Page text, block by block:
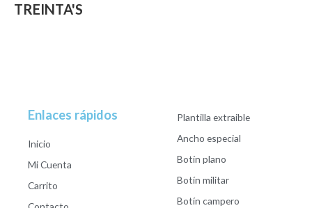
TREINTA'S
Enlaces rápidos
Inicio
Mi Cuenta
Carrito
Plantilla extraible
Ancho especial
Botín plano
Botín militar
Botín campero